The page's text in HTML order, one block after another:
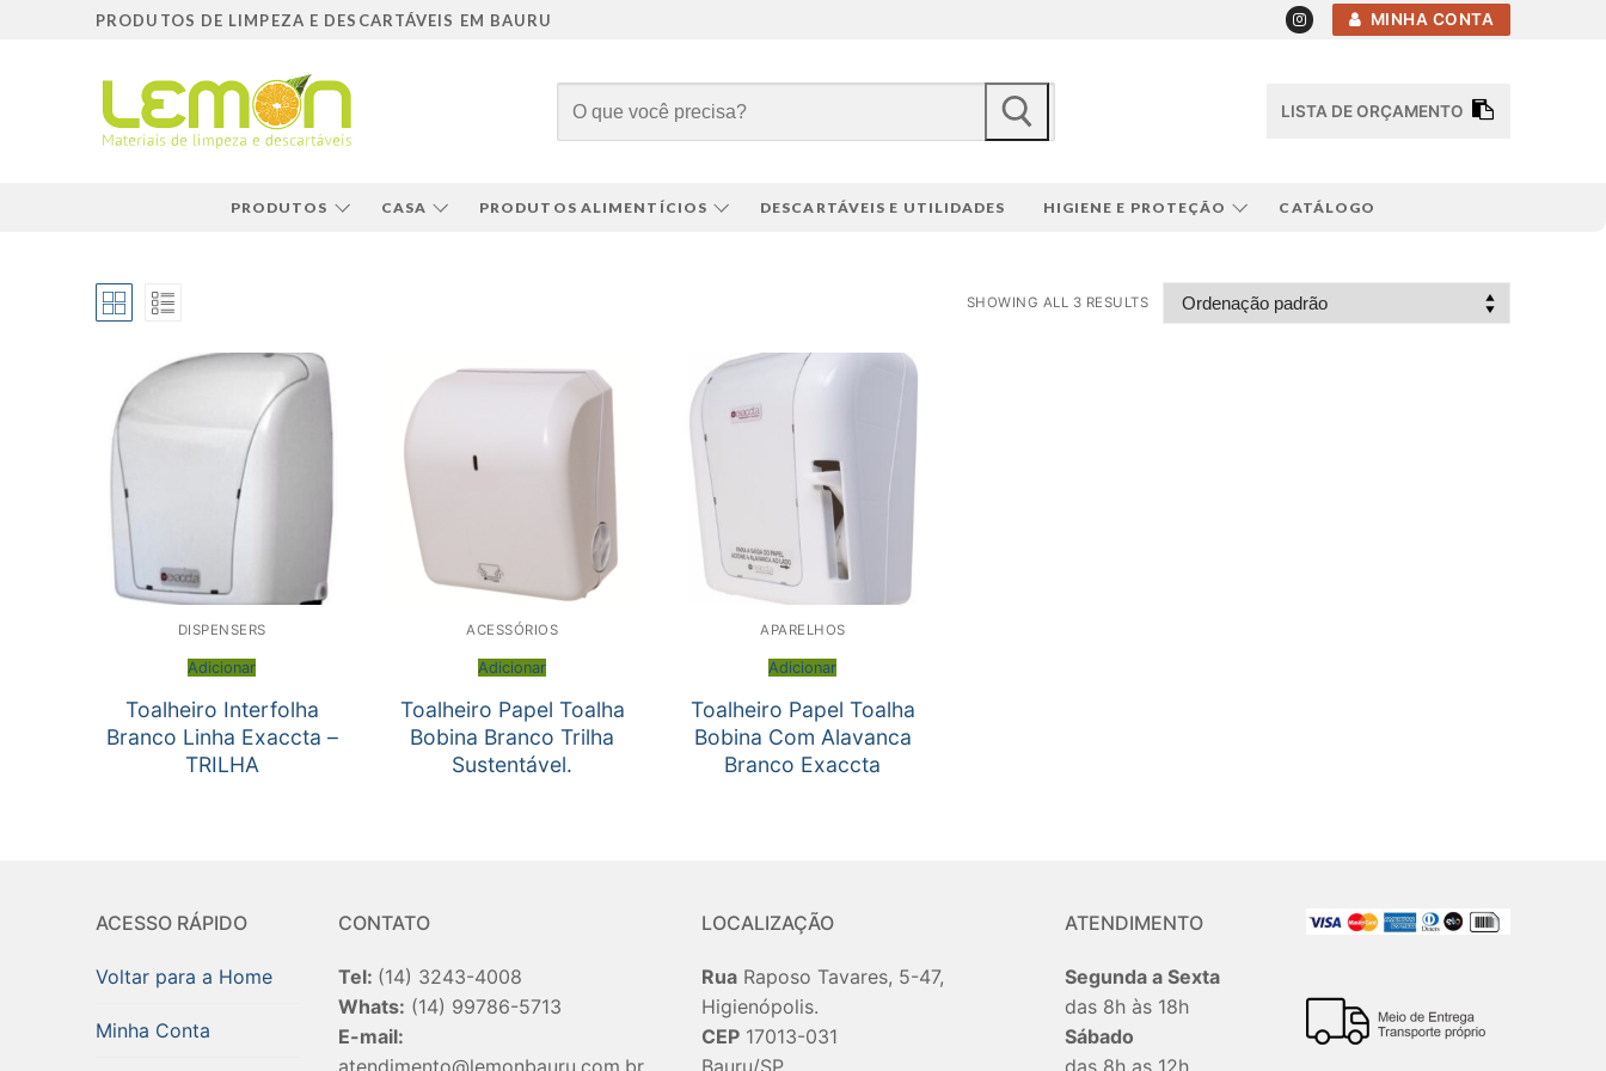
PRODUTOS DE LIMPEZA E DESCARTÁVEIS EM BAURU MINHA CONTA
por:
LISTA DE ORÇAMENTO
PRODUTOS CASA PRODUTOS ALIMENTÍCIOS DESCARTÁVEIS E UTILIDADES HIGIENE E PROTEÇÃO CATÁLOGO
SHOWING ALL 3 RESULTS
DISPENSERS
Adicionar
Toalheiro Interfolha
Branco Linha Exaccta –
TRILHA
ACESSÓRIOS
Adicionar
Toalheiro Papel Toalha
Bobina Branco Trilha
Sustentável.
APARELHOS
Adicionar
Toalheiro Papel Toalha
Bobina Com Alavanca
Branco Exaccta
ACESSO RÁPIDO
Voltar para a Home
Minha Conta
CONTATO
Tel: (14) 3243-4008
Whats: (14) 99786-5713
E-mail:
atendimento@lemonbauru.com.br
LOCALIZAÇÃO
RuaRaposo Tavares, 5-47,
Higienópolis.
CEP17013-031
Bauru/SP.
ATENDIMENTO
Segunda a Sexta
das 8h às 18h
Sábado
das 8h as 12h